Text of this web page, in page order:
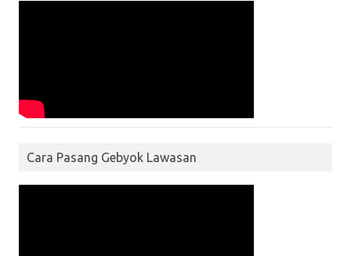
Cara Pasang Gebyok Lawasan